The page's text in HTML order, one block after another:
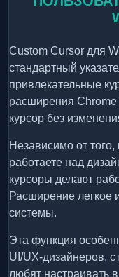
Custom Cursor для
стандартный
привлекательные
расширения
курсор без
Независимо от
работаете над
курсоры делают
Расширение легкое
системы.
Эта функция
UI/UX-дизайнеров,
любят настраивать